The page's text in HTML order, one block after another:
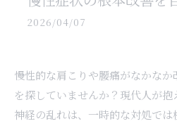
2026/04/07
慢性的な肩こりや腰痛がなかな
を探していませんか？現代人が
神経の乱れは、一時的な対処で